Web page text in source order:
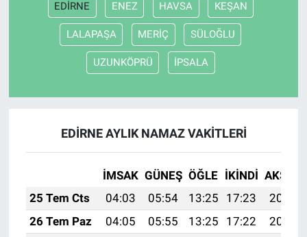
EDİRNE ENEZ HAVSA KEŞAN
LALAPAŞA MERİÇ SÜLOĞLU
UZUNKÖPRÜ İPSALA
EDİRNE AYLIK NAMAZ VAKITLERI
İMSAK GÜNEŞ ÖĞLE İKINDI AKŞAM
25 Tem Cts
04:03 05:54 13:25 17:23
20:47
26 Tem Paz
04:05 05:55 13:25 17:22
20:46